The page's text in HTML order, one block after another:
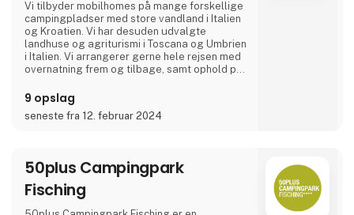
Vi tilbyder mobilhomes på mange forskellige
campingpladser med store vandland i Italien
og Kroatien. Vi har desuden udvalgte
landhuse og agriturismi i Toscana og Umbrien
i Italien. Vi arrangerer gerne hele rejsen med
overnatning frem og tilbage, samt ophold på
destination. Er I en gruppe eller flere familier
der rejser sammen, kan vi flere steder
arrangere at I kommer til at bo direkte ved
9 opslag
seneste fra 12. februar 2024
50plus Campingpark
Fisching